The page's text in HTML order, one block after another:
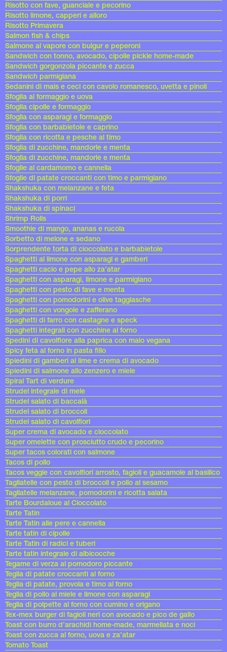
Risotto con fave, guanciale e pecorino
Risotto limone, capperi e alloro
Risotto Primavera
Salmon fish & chips
Salmone al vapore con bulgur e peperoni
Sandwich con tonno, avocado, cipolle pickle home-made
Sandwich gorgonzola piccante e zucca
Sandwich parmigiana
Sedanini di mais e ceci con cavolo romanesco, uvetta e pinoli
Sfoglia al formaggio e uova
Sfoglia cipolle e formaggio
Sfoglia con asparagi e formaggio
Sfoglia con barbabietole e caprino
Sfoglia con ricotta e pesche al timo
Sfoglia di zucchine, mandorle e menta
Sfoglia di zucchine, mandorle e menta
Sfoglie al cardamomo e cannella
Sfoglie di patate croccanti con timo e parmigiano
Shakshuka con melanzane e feta
Shakshuka di porri
Shakshuka di spinaci
Shrimp Rolls
Smoothie di mango, ananas e rucola
Sorbetto di melone e sedano
Sorprendente torta di cioccolato e barbabietole
Spaghetti al limone con asparagi e gamberi
Spaghetti cacio e pepe allo za’atar
Spaghetti con asparagi, limone e parmigiano
Spaghetti con pesto di fave e menta
Spaghetti con pomodorini e olive taggiasche
Spaghetti con vongole e zafferano
Spaghetti di farro con castagne e speck
Spaghetti integrali con zucchine al forno
Spedini di cavolfiore alla paprica con maio vegana
Spicy feta al forno in pasta fillo
Spiedini di gamberi al lime e crema di avocado
Spiedini di salmone allo zenzero e miele
Spiral Tart di verdure
Strudel integrale di mele
Strudel salato di baccalà
Strudel salato di broccoli
Strudel salato di cavolfiori
Super crema di avocado e cioccolato
Super omelette con prosciutto crudo e pecorino
Super tacos colorati con salmone
Tacos di pollo
Tacos veggie con cavolfiori arrosto, fagioli e guacamole al basilico
Tagliatelle con pesto di broccoli e pollo al sesamo
Tagliatelle melanzane, pomodorini e ricotta salata
Tarte Bourdaloue al Cioccolato
Tarte Tatin
Tarte Tatin alle pere e cannella
Tarte tatin di cipolle
Tarte Tatin di radici e tuberi
Tarte tatin integrale di albicocche
Tegame di verza al pomodoro piccante
Teglia di patate croccanti al forno
Teglia di patate, provola e timo al forno
Teglia di pollo al miele e limone con asparagi
Teglia di polpette al forno con cumino e origano
Tex-mex burger di fagioli neri con avocado e pico de gallo
Toast con burro d’arachidi home-made, marmellata e noci
Toast con zucca al forno, uova e za’atar
Tomato Toast